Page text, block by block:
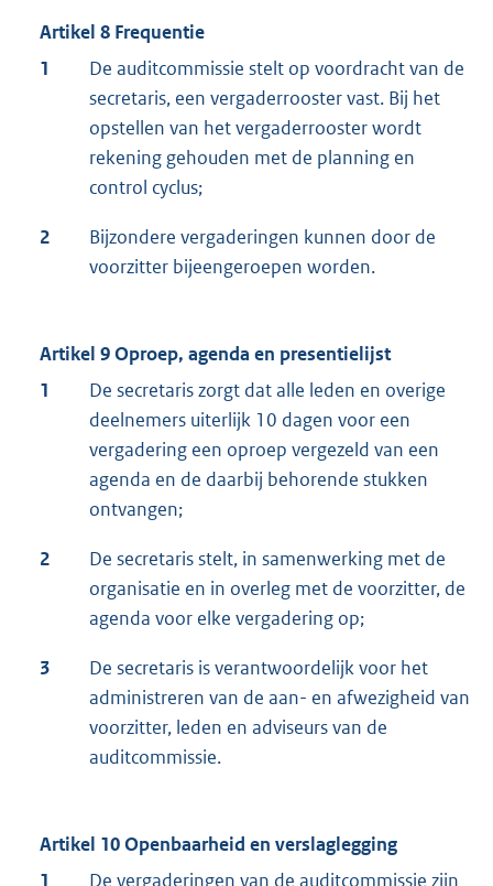
Artikel 8 Frequentie
1
De auditcommissie stelt op voordracht van de
secretaris, een vergaderrooster vast. Bij het
opstellen van het vergaderrooster wordt
rekening gehouden met de planning en
control cyclus;
2
Bijzondere vergaderingen kunnen door de
voorzitter bijeengeroepen worden.
Artikel 9 Oproep, agenda en presentielijst
1
De secretaris zorgt dat alle leden en overige
deelnemers uiterlijk 10 dagen voor een
vergadering een oproep vergezeld van een
agenda en de daarbij behorende stukken
ontvangen;
2
De secretaris stelt, in samenwerking met de
organisatie en in overleg met de voorzitter, de
agenda voor elke vergadering op;
3
De secretaris is verantwoordelijk voor het
administreren van de aan- en afwezigheid van
voorzitter, leden en adviseurs van de
auditcommissie.
Artikel 10 Openbaarheid en verslaglegging
1
De vergaderingen van de auditcommissie zijn